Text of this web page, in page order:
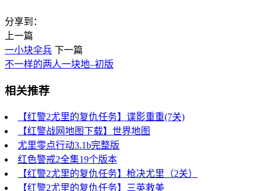
分享到：
上一篇
一小块伞兵 下一篇
不一样的两人一块地–初版
相关推荐
【红警2尤里的复仇任务】谍影重重(7关)
【红警战网地图下载】世界地图
尤里零点行动3.1b完整版
红色警戒2全集19个版本
【红警2尤里的复仇任务】枪决尤里（2关）
【红警2尤里的复仇任务】三英救美